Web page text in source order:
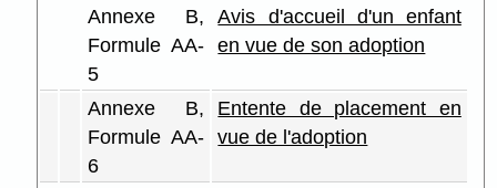
Annexe B,
Formule AA-
5
Avis d'accueil d'un enfant
en vue de son adoption
Annexe B,
Formule AA-
6
Entente de placement en
vue de l'adoption